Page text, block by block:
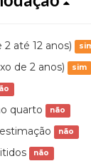
até 12 anos)
de 2 anos) sim
quarto não
não
não